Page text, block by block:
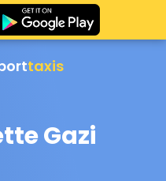
taxis
Gazi